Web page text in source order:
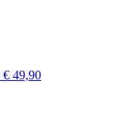
€ 49,90